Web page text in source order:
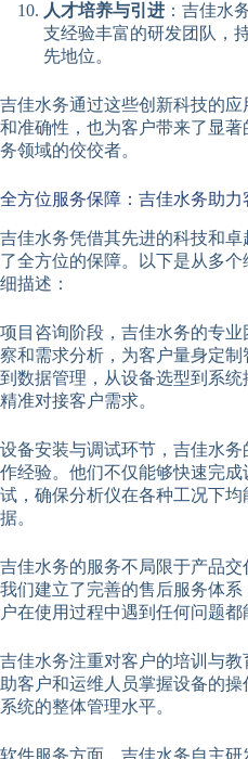
人才培养与引进 ：吉佳水
支经验丰富的研发团队，
先地位。
吉佳水务通过这些创新科技的
和准确性，也为客户带来了显
务领域的佼佼者。
全方位服务保障：吉佳水务助
吉佳水务凭借其先进的科技和
了全方位的保障。以下是从多
细描述：
项目咨询阶段，吉佳水务的专
察和需求分析，为客户量身定
到数据管理，从设备选型到系
精准对接客户需求。
设备安装与调试环节，吉佳水
作经验。他们不仅能够快速完
试，确保分析仪在各种工况下
据。
吉佳水务的服务不局限于产品交
我们建立了完善的售后服务体
户在使用过程中遇到任何问题都
吉佳水务注重对客户的培训与
助客户和运维人员掌握设备的
系统的整体管理水平。
软件服务方面，吉佳水务自主